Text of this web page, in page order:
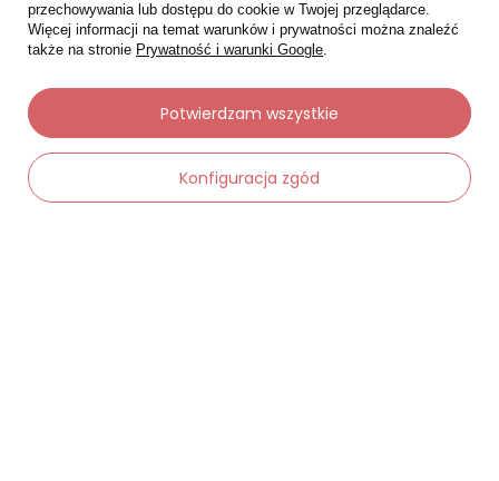
Śledzenie przesyłki
Chcę zareklamować produkt
Chcę zwrócić produkt
Chcę wymienić towar
Kontakt
przechowywania lub dostępu do cookie w Twojej przeglądarce.
Więcej informacji na temat warunków i prywatności można znaleźć
także na stronie Prywatność i warunki Google.
Konfiguracja zgód
Potwierdzam wszystkie